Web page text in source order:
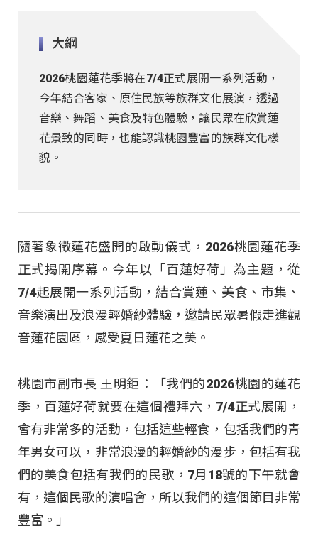
大綱
2026桃園蓮花季將在7/4正式展開一系列活動，
今年結合客家、原住民族等族群文化展演，透過
音樂、舞蹈、美食及特色體驗，讓民眾在欣賞蓮
花景致的同時，也能認識桃園豐富的族群文化樣
貌。
隨著象徵蓮花盛開的啟動儀式，2026桃園蓮花季
正式揭開序幕。今年以「百蓮好荷」為主題，從
7/4起展開一系列活動，結合賞蓮、美食、市集、
音樂演出及浪漫輕婚紗體驗，邀請民眾暑假走進觀
音蓮花園區，感受夏日蓮花之美。
桃園市副市長 王明鉅：「我們的2026桃園的蓮花
季，百蓮好荷就要在這個禮拜六，7/4正式展開，
會有非常多的活動，包括這些輕食，包括我們的青
年男女可以，非常浪漫的輕婚紗的漫步，包括有我
們的美食包括有我們的民歌，7月18號的下午就會
有，這個民歌的演唱會，所以我們的這個節目非常
豐富。」